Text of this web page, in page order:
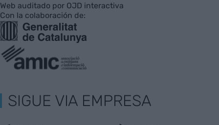
Web auditado por OJD interactiva
Con la colaboración de:
SIGUE VIA EMPRESA